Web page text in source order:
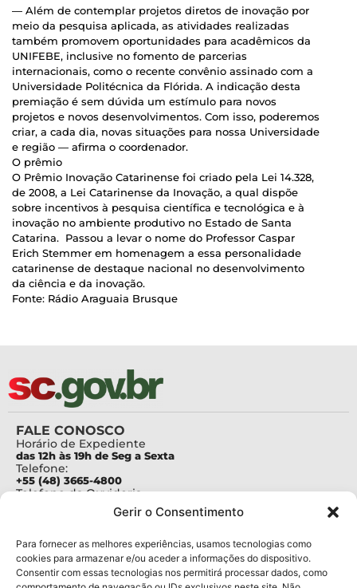
Gerir o Consentimento
Para fornecer as melhores experiências, usamos tecnologias como
cookies para armazenar e/ou aceder a informações do dispositivo.
Consentir com essas tecnologias nos permitirá processar dados, como
— Além de contemplar projetos diretos de inovação por
meio da pesquisa aplicada, as atividades realizadas
também promovem oportunidades para acadêmicos da
UNIFEBE, inclusive no fomento de parcerias
internacionais, como o recente convênio assinado com a
Universidade Politécnica da Flórida. A indicação desta
premiação é sem dúvida um estímulo para novos
projetos e novos desenvolvimentos. Com isso, poderemos
criar, a cada dia, novas situações para nossa Universidade
e região — afirma o coordenador.
O prêmio
O Prêmio Inovação Catarinense foi criado pela Lei 14.328,
de 2008, a Lei Catarinense da Inovação, a qual dispõe
sobre incentivos à pesquisa científica e tecnológica e à
inovação no ambiente produtivo no Estado de Santa
Catarina. Passou a levar o nome do Professor Caspar
Erich Stemmer em homenagem a essa personalidade
catarinense de destaque nacional no desenvolvimento
da ciência e da inovação.
Fonte: Rádio Araguaia Brusque
FALE CONOSCO
Horário de Expediente
das 12h às 19h de Seg a Sexta
Telefone:
+55 (48) 3665-4800
Telefone da Ouvidoria
Para assuntos relacionados à Pesquisa
pesquisa@fapesc.sc.gov.br
Para assuntos relacionados à Inovação
inovacao@fapesc.sc.gov.br